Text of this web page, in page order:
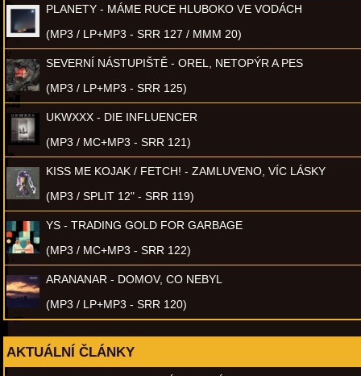
PLANETY - MÁME RUCE HLUBOKO VE VODÁCH
(MP3 / LP+MP3 - SRR 127 / MMM 20)
SEVERNÍ NÁSTUPIŠTĚ - OREL, NETOPÝR A PES
(MP3 / LP+MP3 - SRR 125)
UKWXXX - DIE INFLUENCER
(MP3 / MC+MP3 - SRR 121)
KISS ME KOJAK / FETCH! - ZAMLUVENO, VÍC LÁSKY
(MP3 / SPLIT 12" - SRR 119)
YS - TRADING GOLD FOR GARBAGE
(MP3 / MC+MP3 - SRR 122)
ARANANAR - DOMOV, CO NEBYL
(MP3 / LP+MP3 - SRR 120)
AKTUÁLNÍ ČLÁNKY